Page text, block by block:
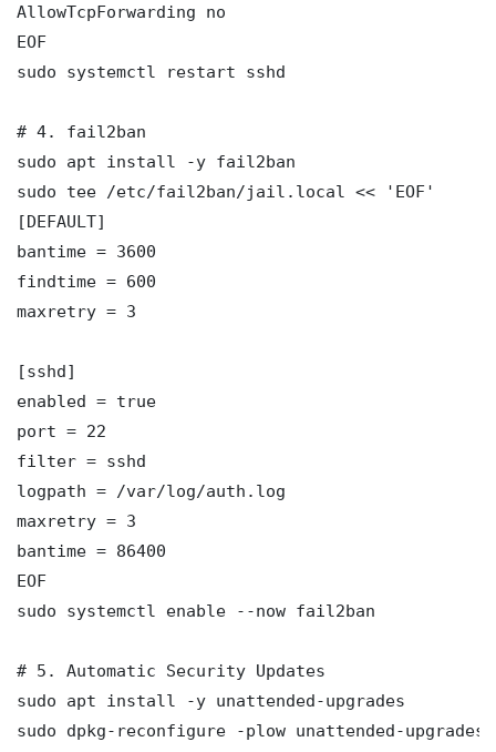
AllowTcpForwarding no
EOF
sudo systemctl restart sshd
# 4. fail2ban
sudo apt install -y fail2ban
sudo tee /etc/fail2ban/jail.local << 'EOF'
[DEFAULT]
bantime = 3600
findtime = 600
maxretry = 3
[sshd]
enabled = true
port = 22
filter = sshd
logpath = /var/log/auth.log
maxretry = 3
bantime = 86400
EOF
sudo systemctl enable --now fail2ban
# 5. Automatic Security Updates
sudo apt install -y unattended-upgrades
sudo dpkg-reconfigure -plow unattended-upgrades